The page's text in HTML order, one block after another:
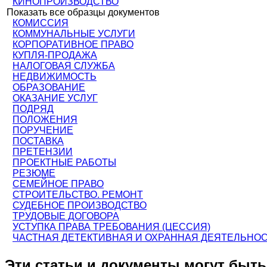
Показать все образцы документов
КОМИССИЯ
КОММУНАЛЬНЫЕ УСЛУГИ
КОРПОРАТИВНОЕ ПРАВО
КУПЛЯ-ПРОДАЖА
НАЛОГОВАЯ СЛУЖБА
НЕДВИЖИМОСТЬ
ОБРАЗОВАНИЕ
ОКАЗАНИЕ УСЛУГ
ПОДРЯД
ПОЛОЖЕНИЯ
ПОРУЧЕНИЕ
ПОСТАВКА
ПРЕТЕНЗИИ
ПРОЕКТНЫЕ РАБОТЫ
РЕЗЮМЕ
СЕМЕЙНОЕ ПРАВО
СТРОИТЕЛЬСТВО. РЕМОНТ
СУДЕБНОЕ ПРОИЗВОДСТВО
ТРУДОВЫЕ ДОГОВОРА
УСТУПКА ПРАВА ТРЕБОВАНИЯ (ЦЕССИЯ)
ЧАСТНАЯ ДЕТЕКТИВНАЯ И ОХРАННАЯ